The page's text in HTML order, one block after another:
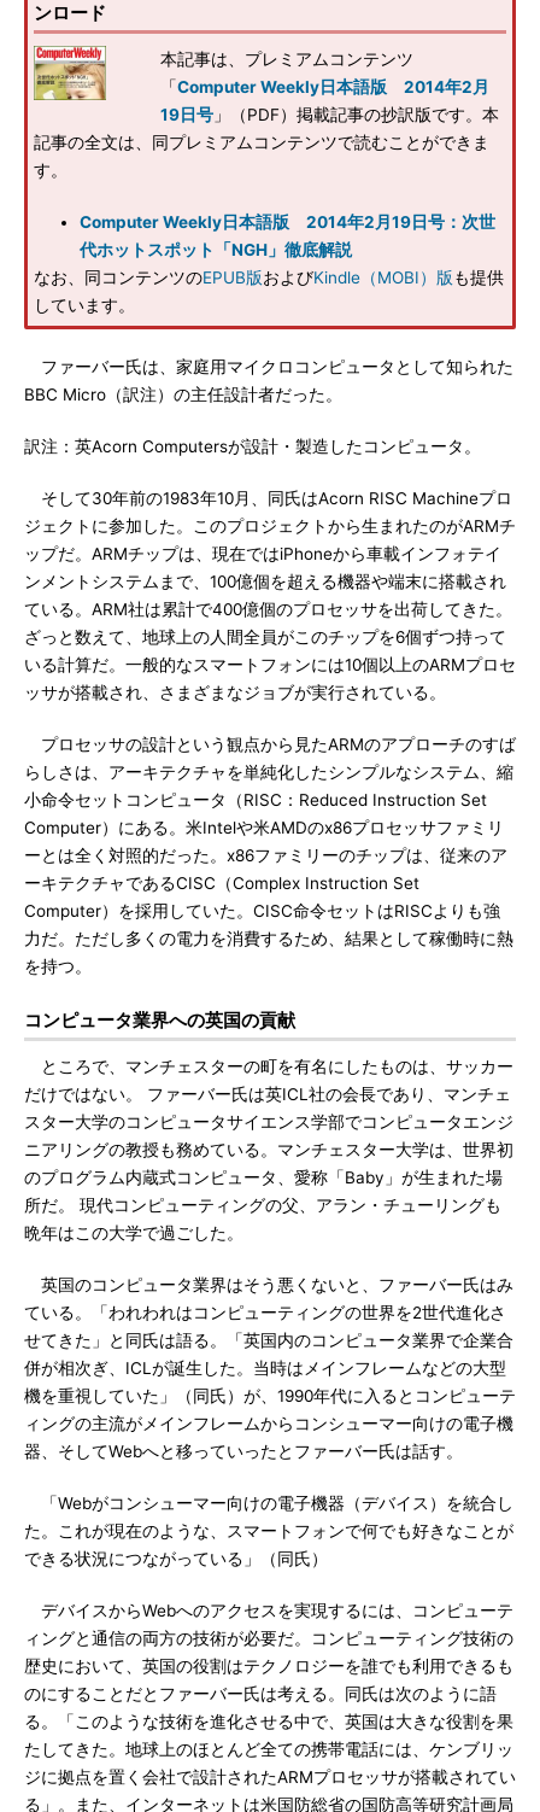
ンロード
本記事は、プレミアムコンテンツ
「Computer Weekly日本語版 2014年2月
19日号 」（PDF）掲載記事の抄訳版です。本
記事の全文は、同プレミアムコンテンツで読むことができま
す。
Computer Weekly日本語版 2014年2月19日号：次世
代ホットスポット「NGH」徹底解説
なお、同コンテンツのEPUB版およびKindle（MOBI）版も提供
しています。
ファーバー氏は、家庭用マイクロコンピュータとして知られた
BBC Micro（訳注）の主任設計者だった。
訳注：英Acorn Computersが設計・製造したコンピュータ。
そして30年前の1983年10月、同氏はAcorn RISC Machineプロ
ジェクトに参加した。このプロジェクトから生まれたのがARMチ
ップだ。ARMチップは、現在ではiPhoneから車載インフォテイ
ンメントシステムまで、100億個を超える機器や端末に搭載され
ている。ARM社は累計で400億個のプロセッサを出荷してきた。
ざっと数えて、地球上の人間全員がこのチップを6個ずつ持って
いる計算だ。一般的なスマートフォンには10個以上のARMプロセ
ッサが搭載され、さまざまなジョブが実行されている。
プロセッサの設計という観点から見たARMのアプローチのすば
らしさは、アーキテクチャを単純化したシンプルなシステム、縮
小命令セットコンピュータ（RISC：Reduced Instruction Set
Computer）にある。米Intelや米AMDのx86プロセッサファミリ
ーとは全く対照的だった。x86ファミリーのチップは、従来のア
ーキテクチャであるCISC（Complex Instruction Set
Computer）を採用していた。CISC命令セットはRISCよりも強
力だ。ただし多くの電力を消費するため、結果として稼働時に熱
を持つ。
コンピュータ業界への英国の貢献
ところで、マンチェスターの町を有名にしたものは、サッカー
だけではない。 ファーバー氏は英ICL社の会長であり、マンチェ
スター大学のコンピュータサイエンス学部でコンピュータエンジ
ニアリングの教授も務めている。マンチェスター大学は、世界初
のプログラム内蔵式コンピュータ、愛称「Baby」が生まれた場
所だ。 現代コンピューティングの父、アラン・チューリングも
晩年はこの大学で過ごした。
英国のコンピュータ業界はそう悪くないと、ファーバー氏はみ
ている。「われわれはコンピューティングの世界を2世代進化さ
せてきた」と同氏は語る。「英国内のコンピュータ業界で企業合
併が相次ぎ、ICLが誕生した。当時はメインフレームなどの大型
機を重視していた」（同氏）が、1990年代に入るとコンピューテ
ィングの主流がメインフレームからコンシューマー向けの電子機
器、そしてWebへと移っていったとファーバー氏は話す。
「Webがコンシューマー向けの電子機器（デバイス）を統合し
た。これが現在のような、スマートフォンで何でも好きなことが
できる状況につながっている」（同氏）
デバイスからWebへのアクセスを実現するには、コンピューテ
ィングと通信の両方の技術が必要だ。コンピューティング技術の
歴史において、英国の役割はテクノロジーを誰でも利用できるも
のにすることだとファーバー氏は考える。同氏は次のように語
る。「このような技術を進化させる中で、英国は大きな役割を果
たしてきた。地球上のほとんど全ての携帯電話には、ケンブリッ
ジに拠点を置く会社で設計されたARMプロセッサが搭載されてい
る」。また、インターネットは米国防総省の国防高等研究計画局